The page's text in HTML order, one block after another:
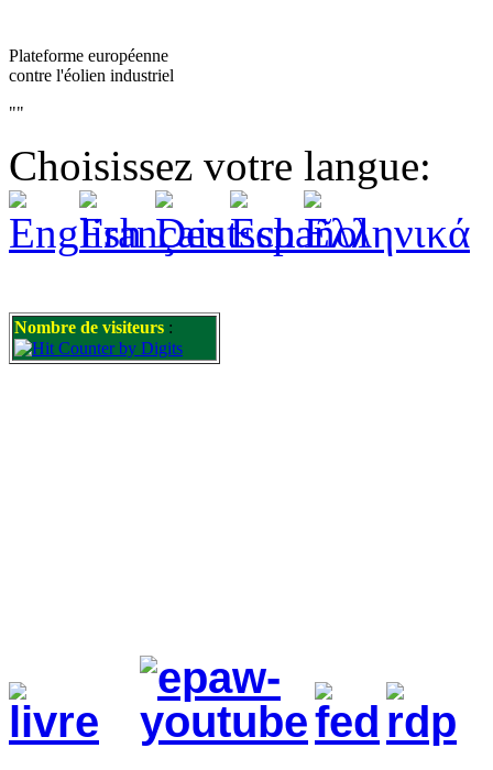
Plateforme européenne
contre l'éolien industriel
""
Choisissez votre langue:
Nombre de visiteurs :